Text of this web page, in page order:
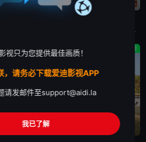
已完结
韩国综艺节目《孝利家民宿 第二季》又名：효리네 민박2，讲述了：《孝利家民宿 第二季》继续讲述李尚顺、李孝利夫妇在自家民宿接待客人的故事，本季将展现冬季济州岛的美景，而民宿新职员林允儿和短期兼职生朴宝
真人秀 真人秀
视只为您提供最佳画质！
，请务必下载爱迪影视APP
请发邮件至support@aidi.la
我已了解